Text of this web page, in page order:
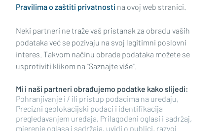
Politika kolačića Kontakt Pritužbe Suradnici
Oglašavanje
RUBRIKE
BRODSKO-POSAVSKA ŽUPANIJA
POŽEŠKO-SLAVONSKA ŽUPANIJA
Pravilima o zaštiti privatnosti na ovoj web stranici.
Neki partneri ne traže vaš pristanak za obradu vaših
podataka već se pozivaju na svoj legitimni poslovni
interes. Takvom načinu obrade podataka možete se
usprotiviti klikom na "Saznajte više".
Mi i naši partneri obrađujemo podatke kako slijedi:
Pohranjivanje i / ili pristup podacima na uređaju,
Precizni geolokacijski podaci i identifikacija
pregledavanjem uređaja, Prilagođeni oglasi i sadržaj,
mjerenje oglasa i sadržaja, uvidi o publici, razvoj